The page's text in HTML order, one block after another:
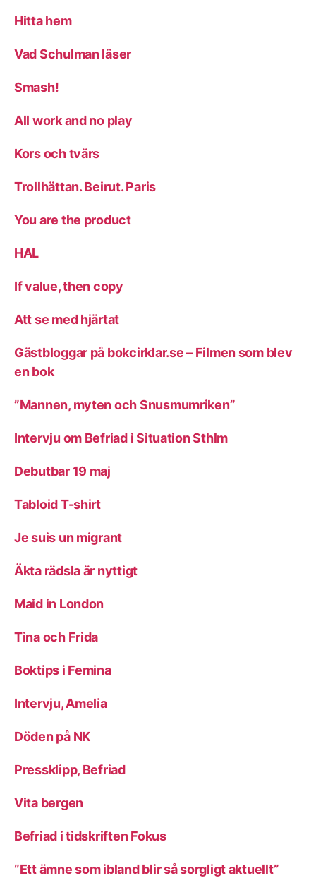
Hitta hem
Vad Schulman läser
Smash!
All work and no play
Kors och tvärs
Trollhättan. Beirut. Paris
You are the product
HAL
If value, then copy
Att se med hjärtat
Gästbloggar på bokcirklar.se – Filmen som blev
en bok
”Mannen, myten och Snusmumriken”
Intervju om Befriad i Situation Sthlm
Debutbar 19 maj
Tabloid T-shirt
Je suis un migrant
Äkta rädsla är nyttigt
Maid in London
Tina och Frida
Boktips i Femina
Intervju, Amelia
Döden på NK
Pressklipp, Befriad
Vita bergen
Befriad i tidskriften Fokus
”Ett ämne som ibland blir så sorgligt aktuellt”